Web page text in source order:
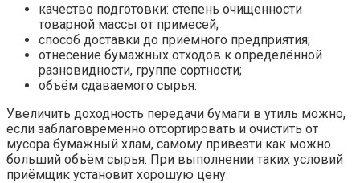
качество подготовки: степень очищенности
товарной массы от примесей;
способ доставки до приёмного предприятия;
отнесение бумажных отходов к определённой
разновидности, группе сортности;
объём сдаваемого сырья.
Увеличить доходность передачи бумаги в утиль можно,
если заблаговременно отсортировать и очистить от
мусора бумажный хлам, самому привезти как можно
больший объём сырья. При выполнении таких условий
приёмщик установит хорошую цену.